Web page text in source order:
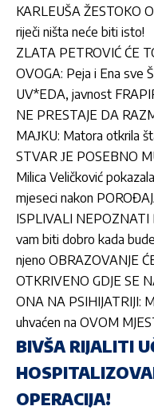
KARLEUŠA ŽESTOKO
riječi ništa neće biti isto!
ZLATA PETROVIĆ ĆE
OVOGA: Peja i Ena sve
UV*EDA, javnost
NE PRESTAJE DA
MAЈKU: Matora otkrila
STVAR ЈE POSEBNO
Milica Veličković
mjeseci nakon
ISPLIVALI NEPOZNATI
vam biti dobro kada
njeno OBRAZOVANJE
OTKRIVENO GDJE SE
ONA NA PSIHIJATRIJI:
uhvaćen na OVOM
BIVŠA RIJALITI
OPERACIJA!